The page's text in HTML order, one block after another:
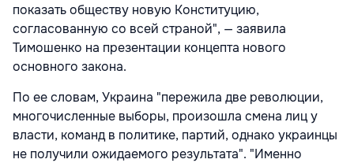
показать обществу новую Конституцию,
согласованную со всей страной", — заявила
Тимошенко на презентации концепта нового
основного закона.
По ее словам, Украина "пережила две революции,
многочисленные выборы, произошла смена лиц у
власти, команд в политике, партий, однако украинцы
не получили ожидаемого результата". "Именно